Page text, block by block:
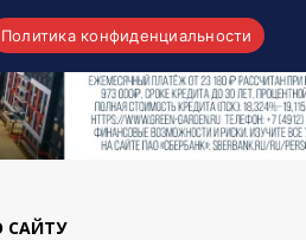
САЙТУ
Политика конфиденциальности